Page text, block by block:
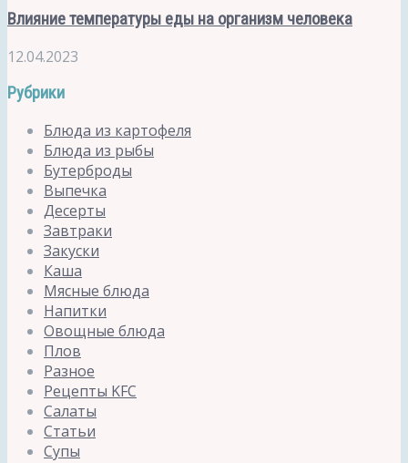
Влияние температуры еды на организм человека
12.04.2023
Рубрики
Блюда из картофеля
Блюда из рыбы
Бутерброды
Выпечка
Десерты
Завтраки
Закуски
Каша
Мясные блюда
Напитки
Овощные блюда
Плов
Разное
Рецепты KFC
Салаты
Статьи
Супы